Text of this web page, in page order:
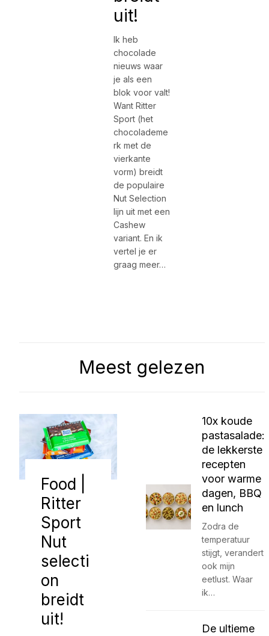
uit!
Ik heb
chocolade
nieuws waar
je als een
blok voor valt!
Want Ritter
Sport (het
chocolademe
rk met de
vierkante
vorm) breidt
de populaire
Nut Selection
lijn uit met een
Cashew
variant. En ik
vertel je er
graag meer…
Meest gelezen
Food |
Ritter
Sport
Nut
selecti
on
breidt
uit!
10x koude
pastasalade:
de lekkerste
recepten
voor warme
dagen, BBQ
en lunch
Zodra de
temperatuur
stijgt, verandert
ook mijn
eetlust. Waar
ik…
De ultieme